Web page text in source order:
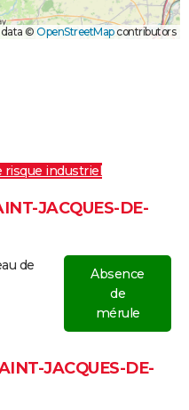
data ©OpenStreetMapcontributors
risque industriel
JACQUES-DE-
de
Absence
de
mérule
JACQUES-DE-